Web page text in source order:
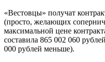
«Вестовцы» получат
(просто, желающих
максимальной цене
составила 865 002 060
000 рублей меньше).